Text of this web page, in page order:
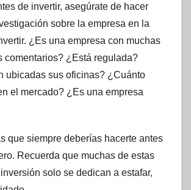
de invertir, asegúrate de hacer
sobre la empresa en la
¿Es una empresa con muchas
comentarios? ¿Está regulada?
ubicadas sus oficinas? ¿Cuánto
el mercado? ¿Es una empresa
que siempre deberías hacerte antes
Recuerda que muchas de estas
solo se dedican a estafar,